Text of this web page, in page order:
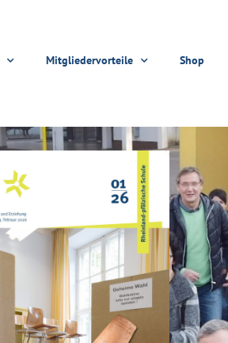
Mitgliedervorteile Shop